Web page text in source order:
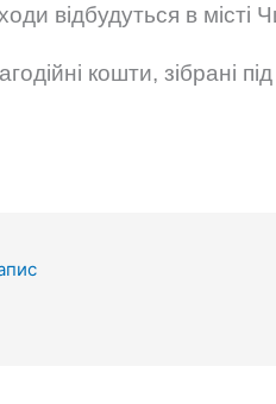
відбудуться в місті
кошти, зібрані